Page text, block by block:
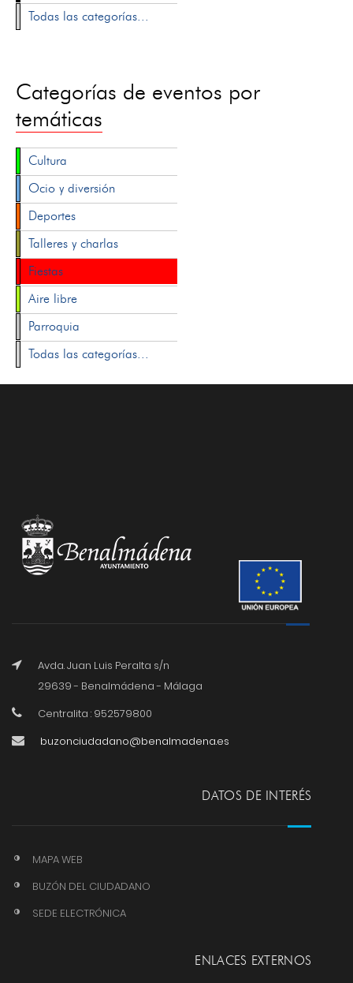
Todas las categorías...
Categorías de eventos por
temáticas
Cultura
Ocio y diversión
Deportes
Talleres y charlas
Fiestas
Aire libre
Parroquia
Todas las categorías...
Avda. Juan Luis Peralta s/n
29639 - Benalmádena - Málaga
Centralita : 952579800
buzonciudadano@benalmadena.es
DATOS DE INTERÉS
MAPA WEB
BUZÓN DEL CIUDADANO
SEDE ELECTRÓNICA
ENLACES EXTERNOS